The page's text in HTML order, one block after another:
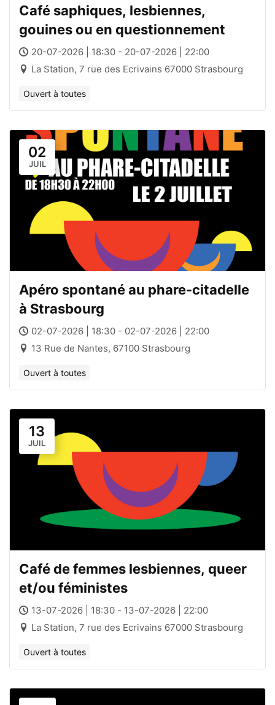
Café saphiques, lesbiennes,
gouines ou en questionnement
20-07-2026 | 18:30 - 20-07-2026 | 22:00
La Station, 7 rue des Ecrivains 67000 Strasbourg
Ouvert à toutes
02
JUIL
Apéro spontané au phare-citadelle
à Strasbourg
02-07-2026 | 18:30 - 02-07-2026 | 22:00
13 Rue de Nantes, 67100 Strasbourg
Ouvert à toutes
13
JUIL
Café de femmes lesbiennes, queer
et/ou féministes
13-07-2026 | 18:30 - 13-07-2026 | 22:00
La Station, 7 rue des Ecrivains 67000 Strasbourg
Ouvert à toutes